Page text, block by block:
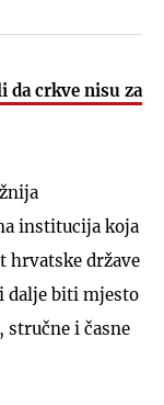
da crkve nisu za
institucija koja
hrvatske države
dalje biti mjesto
stručne i časne